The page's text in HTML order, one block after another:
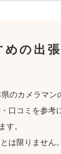
の出
のカメラマン
口コミを参考
す。
は限りません。